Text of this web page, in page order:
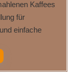
Kaffees
für
einfache